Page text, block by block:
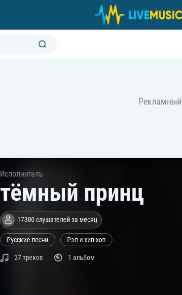
Исполнитель
тёмный принц
17300 слушателей за месяц
Русские песни Рэп и хип-хоп
27 треков 1 альбом